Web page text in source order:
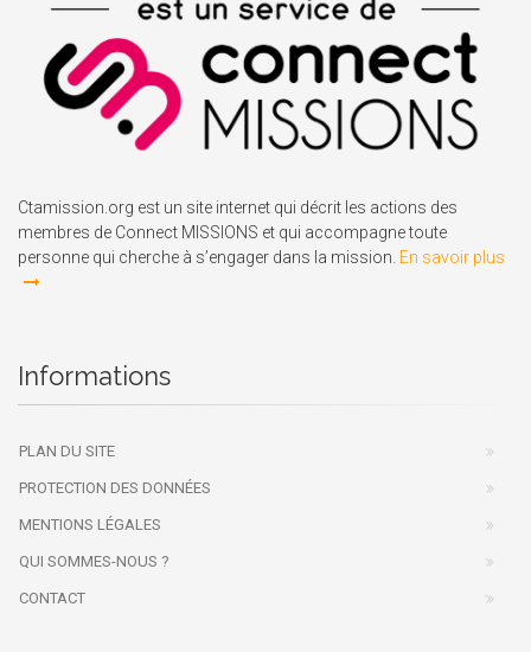
Ctamission.org est un site internet qui décrit les actions des
membres de Connect MISSIONS et qui accompagne toute
personne qui cherche à s’engager dans la mission. En savoir plus
Informations
PLAN DU SITE
PROTECTION DES DONNÉES
MENTIONS LÉGALES
QUI SOMMES-NOUS ?
CONTACT